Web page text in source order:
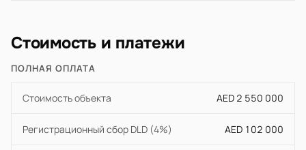
Стоимость и платежи
ПОЛНАЯ ОПЛАТА
Стоимость объекта AED 2 550 000
Регистрационный сбор DLD (4%) AED 102 000